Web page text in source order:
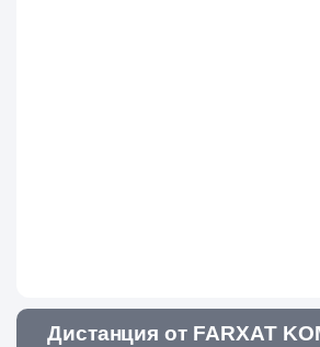
Дистанция от FARXAT